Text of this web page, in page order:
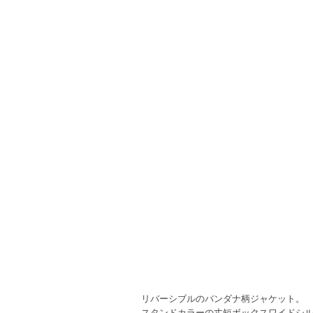
リバーシブルのバンダナ柄ジャケット。